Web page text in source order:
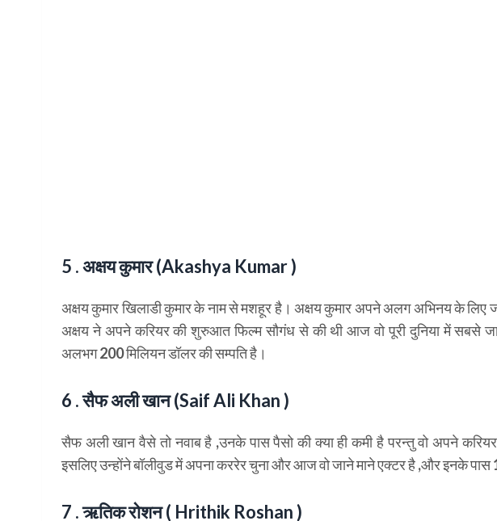
5 . अक्षय कुमार (Akashya Kumar )
अक्षय कुमार खिलाडी कुमार के नाम से मशहूर है। अक्षय कुमार अपने अलग अभिनय के
अक्षय ने अपने करियर की शुरुआत फिल्म सौगंध से की थी आज वो पूरी दुनिया में सबसे
अलभग 200 मिलियन डॉलर की सम्पति है।
6 . सैफ अली खान (Saif Ali Khan )
सैफ अली खान वैसे तो नवाब है ,उनके पास पैसो की क्या ही कमी है परन्तु वो अपने
इसलिए उन्होंने बॉलीवुड में अपना कररेर चुना और आज वो जाने माने एक्टर है ,और इनके पास
7 . ऋतिक रोशन ( Hrithik Roshan )